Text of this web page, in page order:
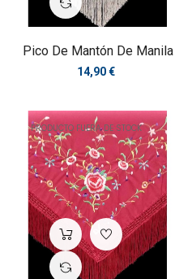
Pico De Mantón De Manila
Precio
14,90 €
PRODUCTO FUERA DE STOCK